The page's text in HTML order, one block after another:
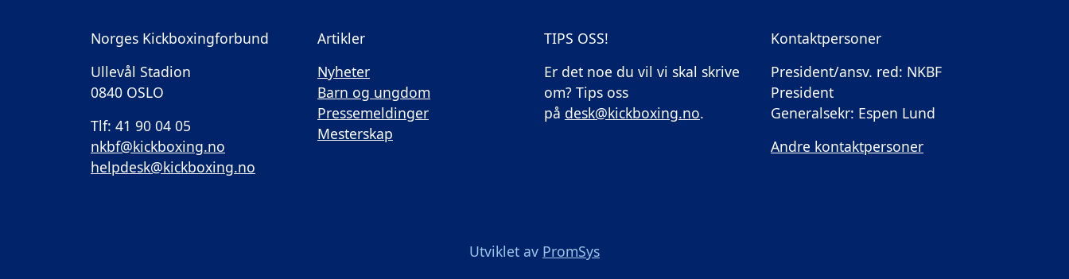
Norges Kickboxingforbund
Ullevål Stadion
0840 OSLO
Tlf: 41 90 04 05
nkbf@kickboxing.no
helpdesk@kickboxing.no
Artikler
Nyheter
Barn og ungdom
Pressemeldinger
Mesterskap
TIPS OSS!
Er det noe du vil vi skal skrive
om? Tips oss
på desk@kickboxing.no.
Kontaktpersoner
President/ansv. red: NKBF
President
Generalsekr: Espen Lund
Andre kontaktpersoner
Utviklet av PromSys